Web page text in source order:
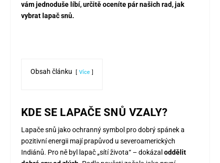
vám jednoduše líbí, určitě oceníte pár našich rad, jak
vybrat lapač snů.
Obsah článku Více
KDE SE LAPAČE SNŮ VZALY?
Lapače snů jako ochranný symbol pro dobrý spánek a
pozitivní energii mají prapůvod u severoamerických
Indiánů. Pro ně byl lapač „sítí života“ – dokázal oddělit